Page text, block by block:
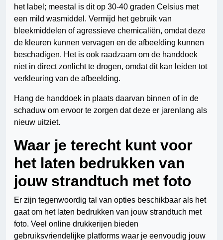
het label; meestal is dit op 30-40 graden Celsius met
een mild wasmiddel. Vermijd het gebruik van
bleekmiddelen of agressieve chemicaliën, omdat deze
de kleuren kunnen vervagen en de afbeelding kunnen
beschadigen. Het is ook raadzaam om de handdoek
niet in direct zonlicht te drogen, omdat dit kan leiden tot
verkleuring van de afbeelding.
Hang de handdoek in plaats daarvan binnen of in de
schaduw om ervoor te zorgen dat deze er jarenlang als
nieuw uitziet.
Waar je terecht kunt voor
het laten bedrukken van
jouw strandtuch met foto
Er zijn tegenwoordig tal van opties beschikbaar als het
gaat om het laten bedrukken van jouw strandtuch met
foto. Veel online drukkerijen bieden
gebruiksvriendelijke platforms waar je eenvoudig jouw